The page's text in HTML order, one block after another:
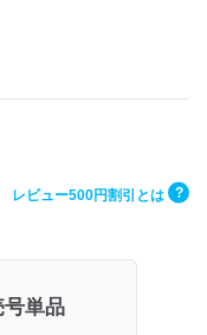
レビュー500円割引とは ?
号単品